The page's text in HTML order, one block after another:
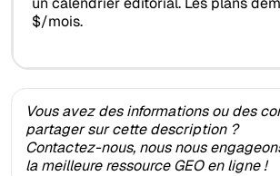
$/mois.
Vous avez des informations ou des
partager sur cette description ?
Contactez-nous, nous nous
la meilleure ressource GEO en ligne !